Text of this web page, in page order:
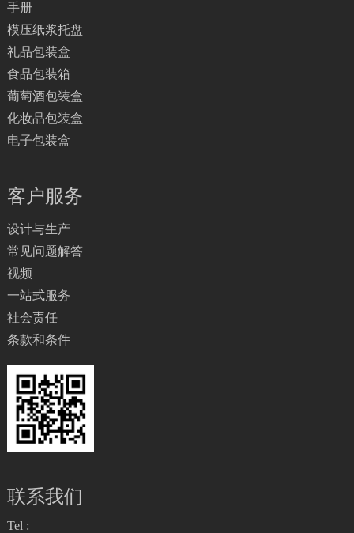
手册
模压纸浆托盘
礼品包装盒
食品包装箱
葡萄酒包装盒
化妆品包装盒
电子包装盒
客户服务
设计与生产
常见问题解答
视频
一站式服务
社会责任
条款和条件
联系我们
Tel :